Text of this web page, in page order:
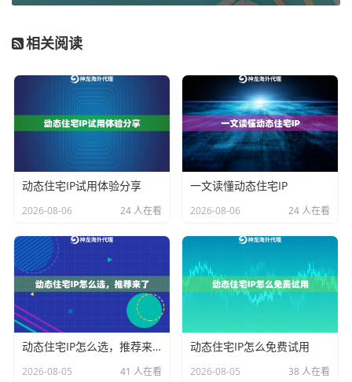
机房IP段
实战避坑指南
某游戏工作室曾踩过这样的坑：同时启动100台设备，结
果触发风控。后来改用
分批启动策略：
1. 先启动30%设备，间隔5分钟
2. 第二批启动时更换50%设备的IP
3. 后续批次采用随机启动间隔（10-10秒）
神龙海外代理IP的智能路由功能
能自动规避高风控IP段。
有个典型案例：某公司接入后，账号存活率从37%提升
到2%，关键就在于系统会自动屏蔽最近7天被标记过的I
相关阅读
动态住宅IP试用体验分享
2026-08-06 24 人在看
一文读懂动态住宅IP
2026-08-06 24 人在看
动态住宅IP怎么选，推荐来了
2026-08-05 41 人在看
动态住宅IP怎么免费试用
2026-08-05 38 人在看